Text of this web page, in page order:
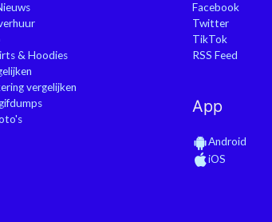
& Hoodies
vergelijken
Facebook
Twitter
TikTok
RSS Feed
App
Android
iOS